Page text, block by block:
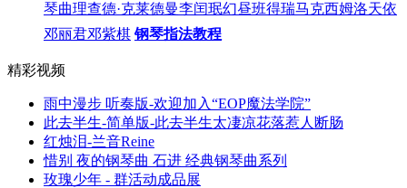
琴曲理查德·克莱德曼李闰珉幻昼班得瑞马克西姆洛天依
邓丽君邓紫棋 钢琴指法教程
精彩视频
雨中漫步 听奏版-欢迎加入“EOP魔法学院”
此去半生-简单版-此去半生太凄凉花落惹人断肠
红烛泪-兰音Reine
惜别 夜的钢琴曲 石进 经典钢琴曲系列
玫瑰少年 - 群活动成品展